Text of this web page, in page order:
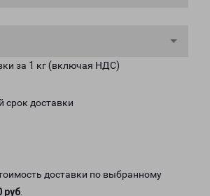
за 1 кг (включая НДС)
срок доставки
доставки по выбранному
руб.